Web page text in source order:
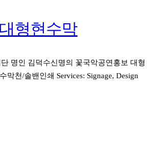
형현수막
명인 김덕수신명의 꽃국악공연홍보 대형
막천/솔밴인쇄 Services: Signage, Design